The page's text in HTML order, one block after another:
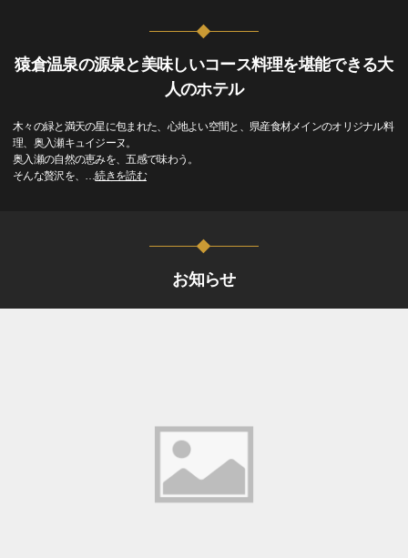
猿倉温泉の源泉と美味しいコース料理を堪能できる大
人のホテル
木々の緑と満天の星に包まれた、心地よい空間と、県産食材メインのオリジナル料
理、奥入瀬キュイジーヌ。
奥入瀬の自然の恵みを、五感で味わう。
そんな贅沢を、 …続きを読む
お知らせ